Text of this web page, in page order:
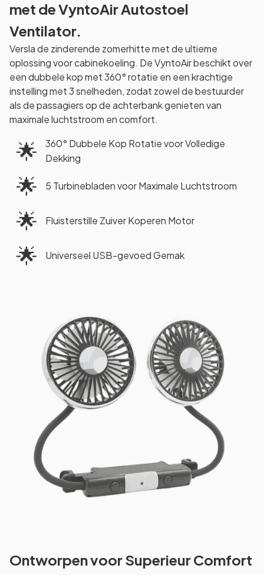
met de VyntoAir Autostoel
Ventilator.
Versla de zinderende zomerhitte met de ultieme
oplossing voor cabinekoeling. De VyntoAir beschikt over
een dubbele kop met 360° rotatie en een krachtige
instelling met 3 snelheden, zodat zowel de bestuurder
als de passagiers op de achterbank genieten van
maximale luchtstroom en comfort.
🌟
360° Dubbele Kop Rotatie voor Volledige
Dekking
🌟 5 Turbinebladen voor Maximale Luchtstroom
🌟 Fluisterstille Zuiver Koperen Motor
🌟 Universeel USB-gevoed Gemak
Ontworpen voor Superieur Comfort